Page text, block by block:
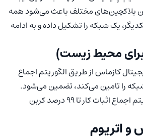
بلاکچین‌های مختلف باعث می‌شود همه
یک شبکه را تشکیل داده و به ادامه
برای محیط زیست)
کازماس از طریق الگوریتم اجماع
را تامین می‌کند، تضمین می‌شود.
PoS در مقایسه با الگوریتم اجماع اثبات کار تا ۹۹ درصد کربن
و اتریوم